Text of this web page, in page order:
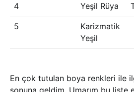
4 Yeşil Rüya
5
Karizmatik
Yeşil
En çok tutulan boya renkleri ile